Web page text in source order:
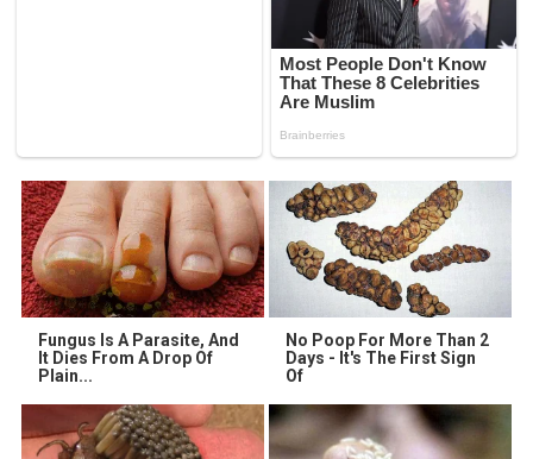
Fungus Is A Parasite, And
It Dies From A Drop Of
Plain...
No Poop For More Than 2
Days - It's The First Sign
Of